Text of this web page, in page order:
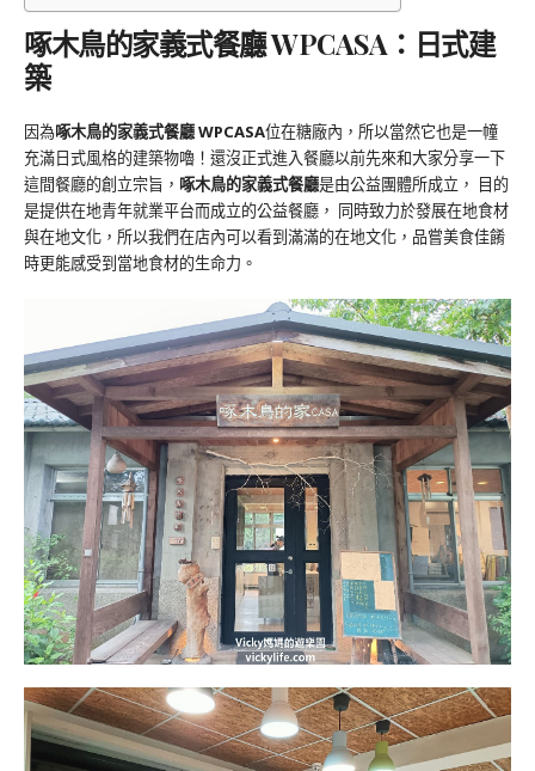
啄木鳥的家義式餐廳 WPCASA：日式建
築
因為啄木鳥的家義式餐廳 WPCASA位在糖廠內，所以當然它也是一幢
充滿日式風格的建築物嚕！還沒正式進入餐廳以前先來和大家分享一下
這間餐廳的創立宗旨， 啄木鳥的家義式餐廳是由公益團體所成立， 目的
是提供在地青年就業平台而成立的公益餐廳， 同時致力於發展在地食材
與在地文化，所以我們在店內可以看到滿滿的在地文化，品嘗美食佳餚
時更能感受到當地食材的生命力。